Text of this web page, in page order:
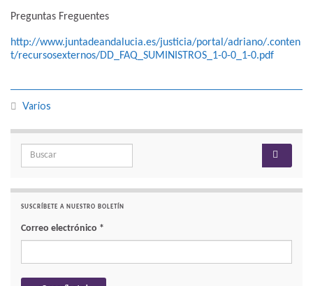
Preguntas Freguentes
http://www.juntadeandalucia.es/justicia/portal/adriano/.conten
t/recursosexternos/DD_FAQ_SUMINISTROS_1-0-0_1-0.pdf
Varios
Search for:
SUSCRÍBETE A NUESTRO BOLETÍN
Correo electrónico *